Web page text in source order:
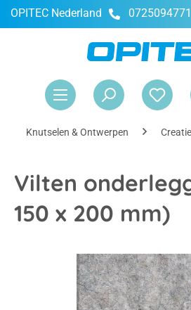
OPITEC Nederland 0725094771
Knutselen & Ontwerpen
Vilten
150 x 200 mm)